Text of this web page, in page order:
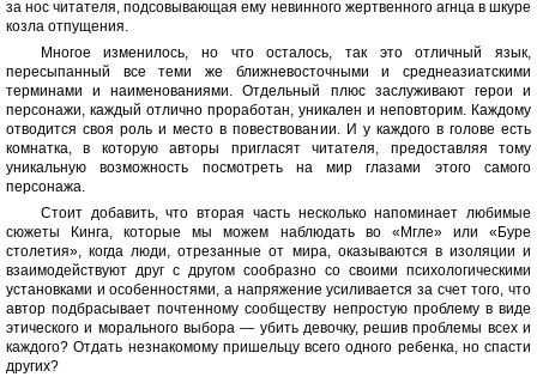
за нос читателя, подсовывающая ему невинного жертвенного агнца в шкуре
козла отпущения.
Многое изменилось, но что осталось, так это отличный язык,
пересыпанный все теми же ближневосточными и среднеазиатскими
терминами и наименованиями. Отдельный плюс заслуживают герои и
персонажи, каждый отлично проработан, уникален и неповторим. Каждому
отводится своя роль и место в повествовании. И у каждого в голове есть
комнатка, в которую авторы пригласят читателя, предоставляя тому
уникальную возможность посмотреть на мир глазами этого самого
персонажа.
Стоит добавить, что вторая часть несколько напоминает любимые
сюжеты Кинга, которые мы можем наблюдать во «Мгле» или «Буре
столетия», когда люди, отрезанные от мира, оказываются в изоляции и
взаимодействуют друг с другом сообразно со своими психологическими
установками и особенностями, а напряжение усиливается за счет того, что
автор подбрасывает почтенному сообществу непростую проблему в виде
этического и морального выбора — убить девочку, решив проблемы всех и
каждого? Отдать незнакомому пришельцу всего одного ребенка, но спасти
других?